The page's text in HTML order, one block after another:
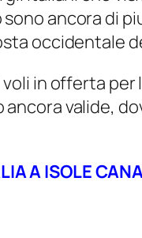
ancora di
occidentale
in offerta
valide,
A ISOLE